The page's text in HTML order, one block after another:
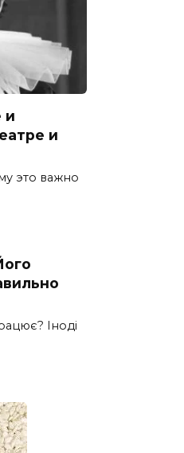
и
и
это важно
Іноді